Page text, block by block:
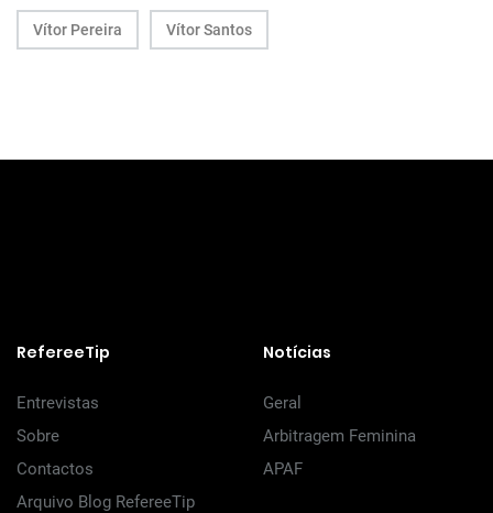
Vítor Pereira Vítor Santos
RefereeTip
Entrevistas
Sobre
Contactos
Arquivo Blog RefereeTip
Notícias
Geral
Arbitragem Feminina
APAF